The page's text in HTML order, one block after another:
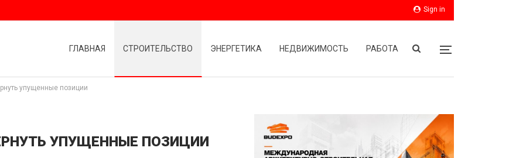
Sign in
ГЛАВНАЯ СТРОИТЕЛЬСТВО ЭНЕРГЕТИКА НЕДВИЖИМОСТЬ РАБОТА
упущенные позиции
УПУЩЕННЫЕ ПОЗИЦИИ